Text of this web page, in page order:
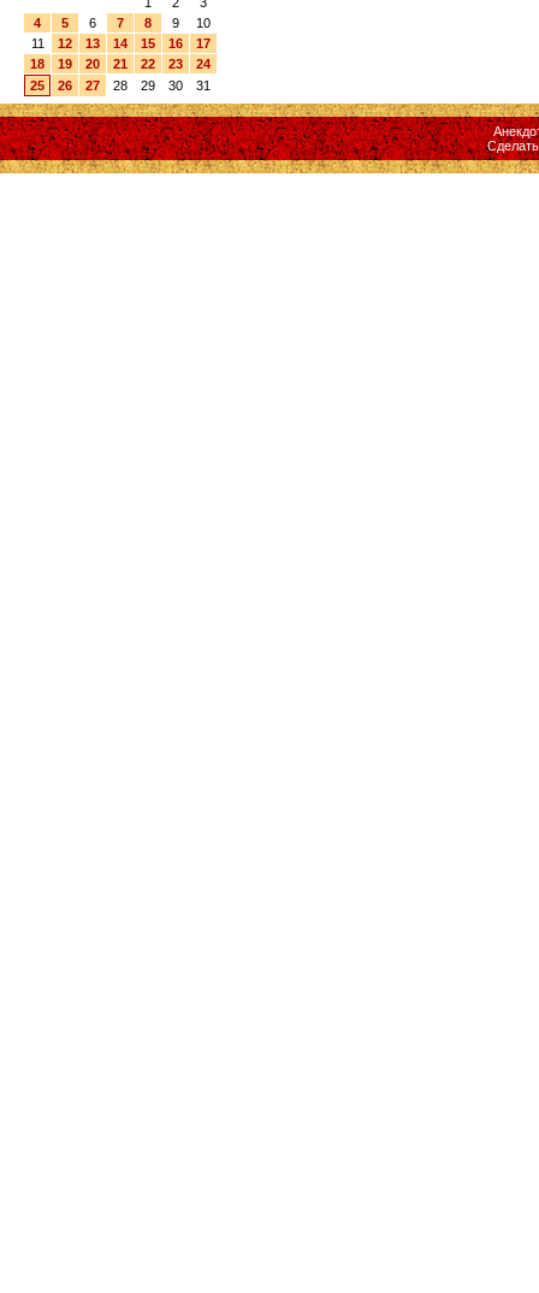
4
5 6 7 8 9
10
11
12 13 14 15 16
17
18
19 20 21 22 23
24
25
26 27 28 29 30 31